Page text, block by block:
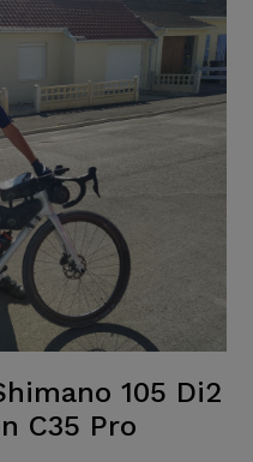
105 Di2
C35 Pro